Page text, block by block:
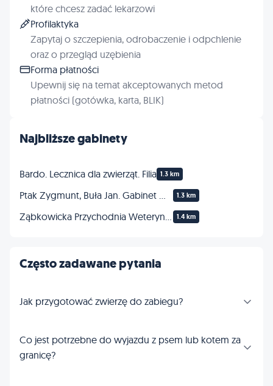
Najbliższe gabinety
Bardo. Lecznica dla zwierząt. Filia 1.3 km
1.3 km
1.4 km
Często zadawane pytania
Jak przygotować zwierzę do zabiegu?
Co jest potrzebne do wyjazdu z psem lub kotem za
granicę?
które chcesz zadać lekarzowi
Profilaktyka
Zapytaj o szczepienia, odrobaczenie i odpchlenie
oraz o przegląd uzębienia
Forma płatności
Upewnij się na temat akceptowanych metod
płatności (gotówka, karta, BLIK)